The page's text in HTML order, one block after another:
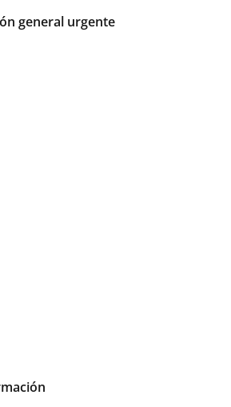
general urgente